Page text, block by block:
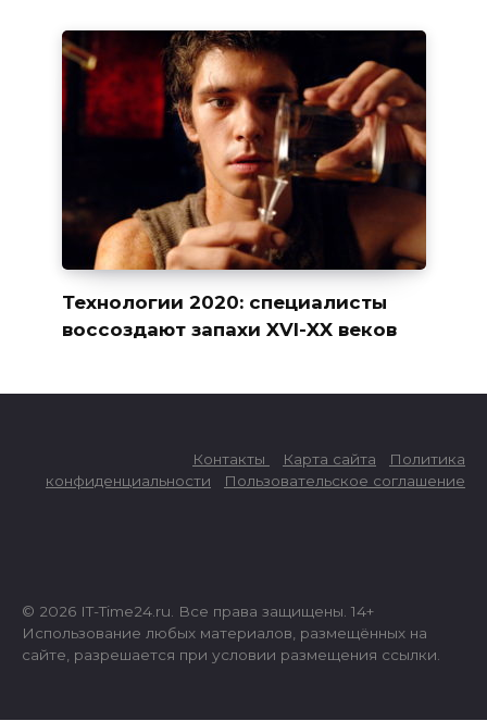
Технологии 2020: специалисты
воссоздают запахи XVI-XX веков
Контакты Карта сайта
Политика
конфиденциальности
Пользовательское соглашение
© 2026 IT-Time24.ru. Все права защищены. 14+
Использование любых материалов, размещённых на
сайте, разрешается при условии размещения ссылки.